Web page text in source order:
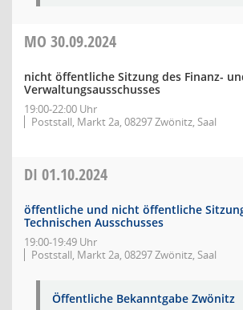
MO 30.09.2024
nicht öffentliche Sitzung des Finanz-
Verwaltungsausschusses
19:00-22:00 Uhr
Poststall, Markt 2a, 08297 Zwönitz, Saal
DI 01.10.2024
öffentliche und nicht öffentliche
Technischen Ausschusses
19:00-19:49 Uhr
Poststall, Markt 2a, 08297 Zwönitz, Saal
Öffentliche Bekanntgabe Zwönitz